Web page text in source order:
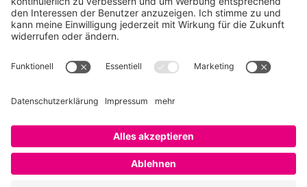
Impressum
Cookie-Richtlinie (EU)